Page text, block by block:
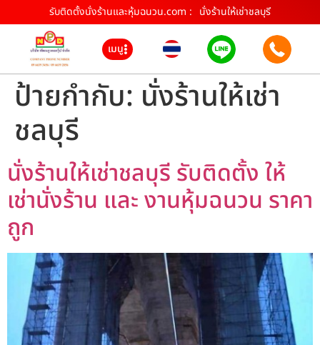
รับติดตั้งนั่งร้านและหุ้มฉนวน.com : นั่งร้านให้เช่าชลบุรี
เมนู
ป้ายกำกับ: นั่งร้านให้เช่า
ชลบุรี
นั่งร้านให้เช่าชลบุรี รับติดตั้ง ให้
เช่านั่งร้าน และ งานหุ้มฉนวน ราคา
ถูก